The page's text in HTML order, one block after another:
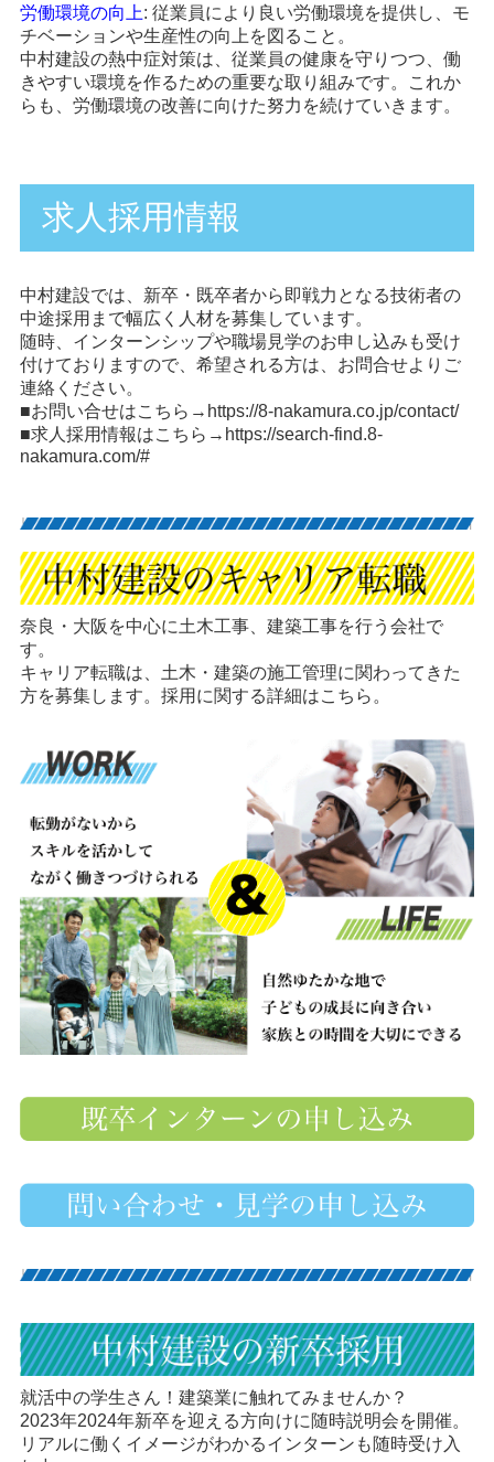
労働環境の向上: 従業員により良い労働環境を提供し、モ
チベーションや生産性の向上を図ること。
中村建設の熱中症対策は、従業員の健康を守りつつ、働
きやすい環境を作るための重要な取り組みです。これか
らも、労働環境の改善に向けた努力を続けていきます。
求人採用情報
中村建設では、新卒・既卒者から即戦力となる技術者の
中途採用まで幅広く人材を募集しています。
随時、インターンシップや職場見学のお申し込みも受け
付けておりますので、希望される方は、お問合せよりご
連絡ください。
■お問い合せはこちら→ https://8-nakamura.co.jp/contact/
■求人採用情報はこちら→ https://search-find.8-
nakamura.com/#
奈良・大阪を中心に土木工事、建築工事を行う会社で
す。
キャリア転職は、土木・建築の施工管理に関わってきた
方を募集します。採用に関する詳細はこちら。
就活中の学生さん！建築業に触れてみませんか？
2023年2024年新卒を迎える方向けに随時説明会を開催。
リアルに働くイメージがわかるインターンも随時受け入